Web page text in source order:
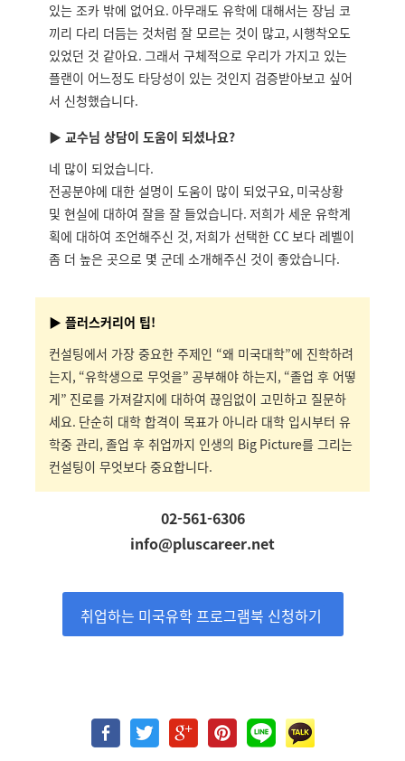
있는 조카 밖에 없어요. 아무래도 유학에 대해서는 장님 코
끼리 다리 더듬는 것처럼 잘 모르는 것이 많고, 시행착오도
있었던 것 같아요. 그래서 구체적으로 우리가 가지고 있는
플랜이 어느정도 타당성이 있는 것인지 검증받아보고 싶어
서 신청했습니다.
▶ 교수님 상담이 도움이 되셨나요?
네 많이 되었습니다.
전공분야에 대한 설명이 도움이 많이 되었구요, 미국상황
및 현실에 대하여 잘을 잘 들었습니다. 저희가 세운 유학계
획에 대하여 조언해주신 것, 저희가 선택한 CC보다 레벨이
좀 더 높은 곳으로 몇 군데 소개해주신 것이 좋았습니다.
▶ 플러스커리어 팁!
컨설팅에서 가장 중요한 주제인 “왜 미국대학”에 진학하려
는지, “유학생으로 무엇을” 공부해야 하는지, “졸업 후 어떻
게” 진로를 가져갈지에 대하여 끊임없이 고민하고 질문하
세요. 단순히 대학 합격이 목표가 아니라 대학 입시부터 유
학중 관리, 졸업 후 취업까지 인생의 Big Picture를 그리는
컨설팅이 무엇보다 중요합니다.
02-561-6306
info@pluscareer.net
취업하는 미국유학 프로그램북 신청하기